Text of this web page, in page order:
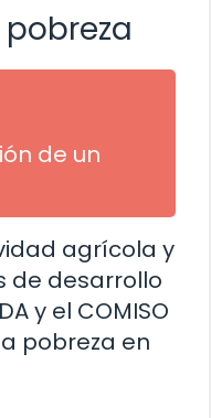
de un
agrícola y
de desarrollo
y el COMISO
pobreza en